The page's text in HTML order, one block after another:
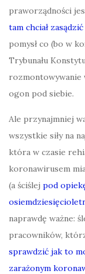
praworządności
tam chciał
pomysł co (bo w
Trybunału
rozmontowywanie
ogon pod siebie.
Ale przynajmniej
wszystkie siły na
która w czasie
koronawirusem
(a ściślej pod
naprawdę ważne:
pracowników,
sprawdzić jak to
zarażonym